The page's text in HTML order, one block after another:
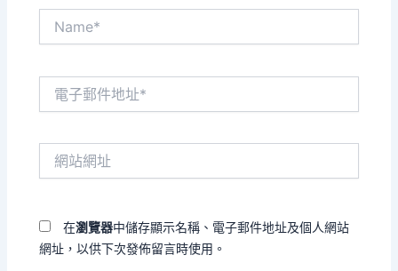
在瀏覽器中儲存顯示名稱、電子郵件地址及個人網站
網址，以供下次發佈留言時使用。